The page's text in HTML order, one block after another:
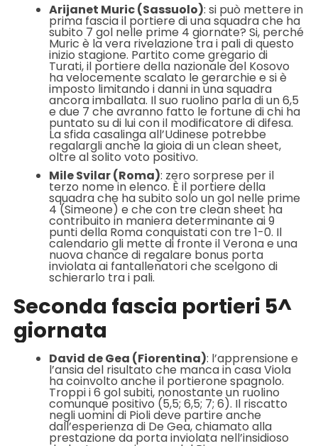
Arijanet Muric (Sassuolo): si può mettere in
prima fascia il portiere di una squadra che ha
subito 7 gol nelle prime 4 giornate? Si, perché
Muric è la vera rivelazione tra i pali di questo
inizio stagione. Partito come gregario di
Turati, il portiere della nazionale del Kosovo
ha velocemente scalato le gerarchie e si è
imposto limitando i danni in una squadra
ancora imballata. Il suo ruolino parla di un 6,5
e due 7 che avranno fatto le fortune di chi ha
puntato su di lui con il modificatore di difesa.
La sfida casalinga all’Udinese potrebbe
regalargli anche la gioia di un clean sheet,
oltre al solito voto positivo.
Mile Svilar (Roma): zero sorprese per il
terzo nome in elenco. È il portiere della
squadra che ha subito solo un gol nelle prime
4 (Simeone) e che con tre clean sheet ha
contribuito in maniera determinante ai 9
punti della Roma conquistati con tre 1-0. Il
calendario gli mette di fronte il Verona e una
nuova chance di regalare bonus porta
inviolata ai fantallenatori che scelgono di
schierarlo tra i pali.
Seconda fascia portieri 5^
giornata
David de Gea (Fiorentina): l’apprensione e
l’ansia del risultato che manca in casa Viola
ha coinvolto anche il portierone spagnolo.
Troppi i 6 gol subiti, nonostante un ruolino
comunque positivo (5,5; 6,5; 7; 6). Il riscatto
negli uomini di Pioli deve partire anche
dall’esperienza di De Gea, chiamato alla
prestazione da porta inviolata nell’insidioso